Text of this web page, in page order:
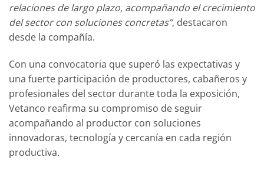
relaciones de largo plazo, acompañando el crecimiento
del sector con soluciones concretas”, destacaron
desde la compañía.
Con una convocatoria que superó las expectativas y
una fuerte participación de productores, cabañeros y
profesionales del sector durante toda la exposición,
Vetanco reafirma su compromiso de seguir
acompañando al productor con soluciones
innovadoras, tecnología y cercanía en cada región
productiva.